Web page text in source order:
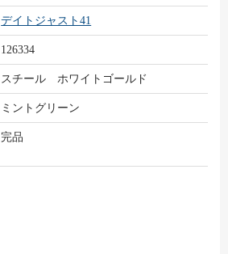
デイトジャスト41
126334
スチール ホワイトゴールド
ミントグリーン
完品